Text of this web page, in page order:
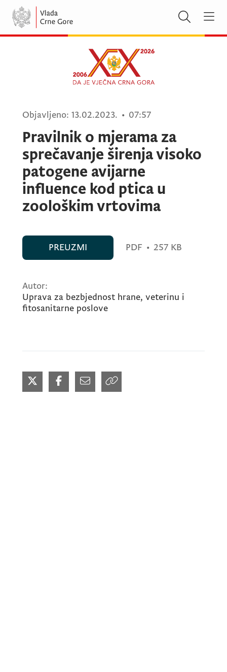
Pravilnik o mjerama za
sprečavanje širenja visoko
patogene avijarne
influence kod ptica u
zoološkim vrtovima
Objavljeno: 13.02.2023. • 07:57
Autor:
Uprava za bezbjednost hrane, veterinu i
fitosanitarne poslove
PREUZMI PDF • 257 KB